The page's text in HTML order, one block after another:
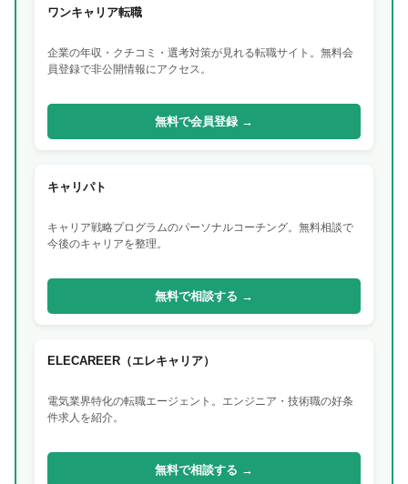
ワンキャリア転職
企業の年収・クチコミ・選考対策が見れる転職サイト。無料会
員登録で非公開情報にアクセス。
無料で会員登録 →
キャリパト
キャリア戦略プログラムのパーソナルコーチング。無料相談で
今後のキャリアを整理。
無料で相談する →
ELECAREER（エレキャリア）
電気業界特化の転職エージェント。エンジニア・技術職の好条
件求人を紹介。
無料で相談する →